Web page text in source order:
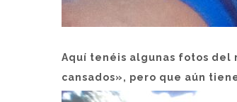
Aquí tenéis algunas fotos del
cansados», pero que aún